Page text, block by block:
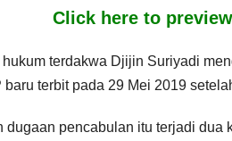
Click here to
terdakwa Djijin Suriyadi
baru terbit pada 29 Mei 2019
dugaan pencabulan itu terjadi